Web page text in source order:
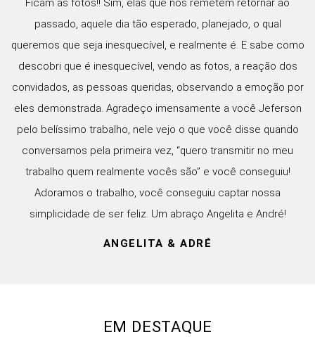
Ficam as fotos!! Sim, elas que nos remetem retornar ao
passado, aquele dia tão esperado, planejado, o qual
queremos que seja inesquecível, e realmente é. E sabe como
descobri que é inesquecível, vendo as fotos, a reação dos
convidados, as pessoas queridas, observando a emoção por
eles demonstrada. Agradeço imensamente a você Jeferson
pelo belíssimo trabalho, nele vejo o que você disse quando
conversamos pela primeira vez, “quero transmitir no meu
trabalho quem realmente vocês são” e você conseguiu!
Adoramos o trabalho, você conseguiu captar nossa
simplicidade de ser feliz. Um abraço Angelita e André!
ANGELITA & ADRÉ
EM DESTAQUE